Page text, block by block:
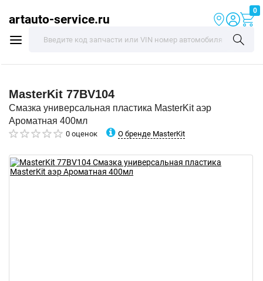
artauto-service.ru
0
MasterKit 77BV104
Смазка универсальная пластика MasterKit аэр
Ароматная 400мл
0 оценок О бренде MasterKit